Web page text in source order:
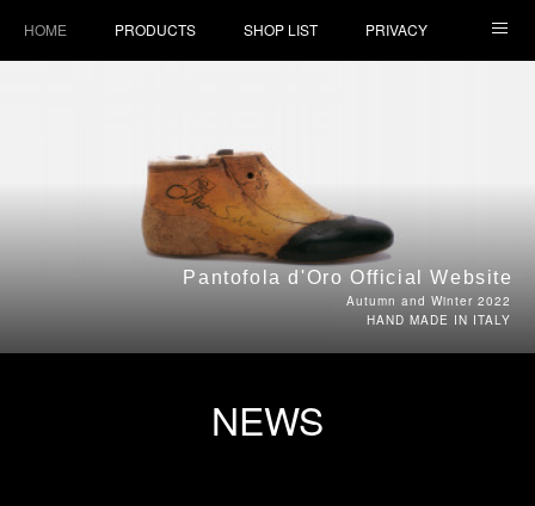
HOME PRODUCTS SHOP LIST PRIVACY
Pantofola d'Oro Official Website
Autumn and Winter 2022
HAND MADE IN ITALY
NEWS